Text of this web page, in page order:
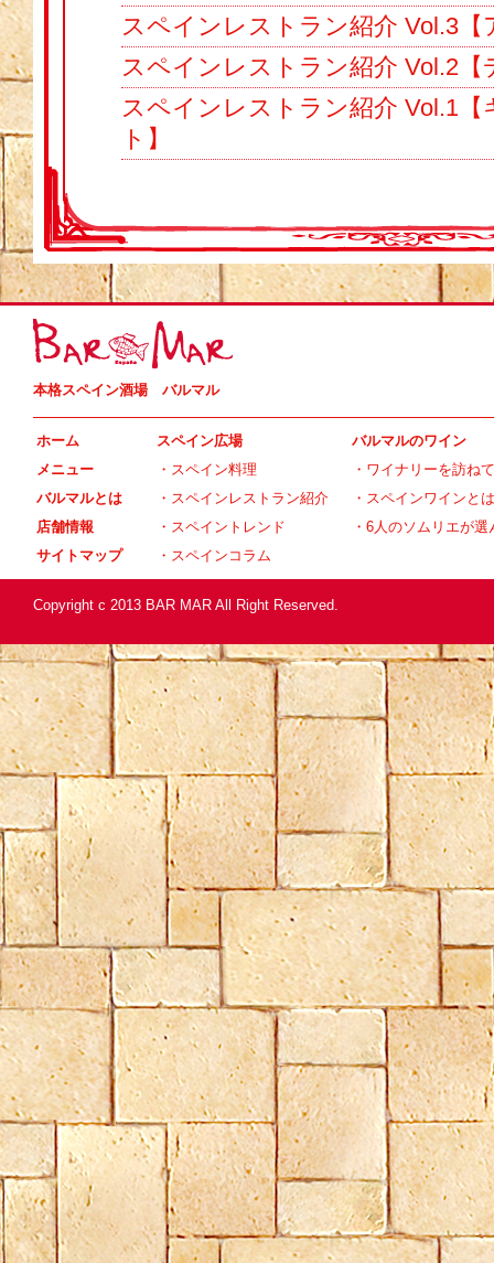
スペインレストラン紹介 Vol.3
スペインレストラン紹介 Vol.2【
スペインレストラン紹介 Vol.1
ト】
本格スペイン酒場 バルマル
ホーム
メニュー
バルマルとは
店舗情報
サイトマップ
スペイン広場
・ スペイン料理
・ スペインレストラン紹介
・ スペイントレンド
・ スペインコラム
バルマルのワイン
・ ワイナリーを訪ねて
・ スペインワインとは
・ 6人のソムリエが選
Copyright c 2013 BAR MAR All Right Reserved.